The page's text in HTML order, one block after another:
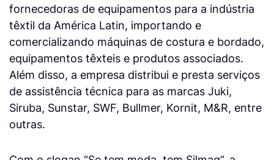
fornecedoras de equipamentos para a indústria
têxtil da América Latin, importando e
comercializando máquinas de costura e bordado,
equipamentos têxteis e produtos associados.
Além disso, a empresa distribui e presta serviços
de assistência técnica para as marcas Juki,
Siruba, Sunstar, SWF, Bullmer, Kornit, M&R, entre
outras.